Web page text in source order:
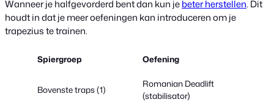
Wanneer je halfgevorderd bent dan kun jebeter herstellen. Dit
houdt in dat je meer oefeningen kan introduceren om je
trapezius te trainen.
Spiergroep Oefening
Bovenste traps (1)
Romanian Deadlift
(stabilisator)